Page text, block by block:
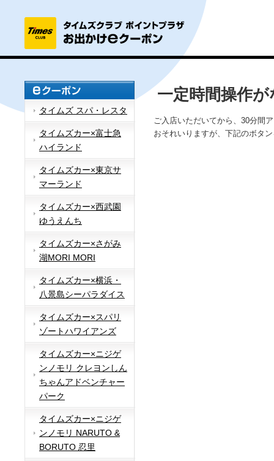
タイムズ スパ・レスタ
タイムズカー×富士急
ハイランド
タイムズカー×東京サ
マーランド
タイムズカー×西武園
ゆうえんち
タイムズカー×さがみ
湖MORI MORI
タイムズカー×横浜・
八景島シーパラダイス
タイムズカー×スパリ
ゾートハワイアンズ
タイムズカー×ニジゲ
ンノモリ クレヨンしん
ちゃんアドベンチャー
パーク
タイムズカー×ニジゲ
ンノモリ NARUTO &
BORUTO 忍里
一定時間操作
ご入店いただいてから、30分間
おそれいりますが、下記のボタ